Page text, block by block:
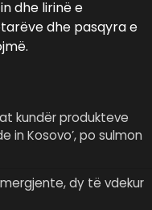
dhe lirinë e
dhe pasqyra e
kundër produkteve
in Kosovo’, po sulmon
dy të vdekur